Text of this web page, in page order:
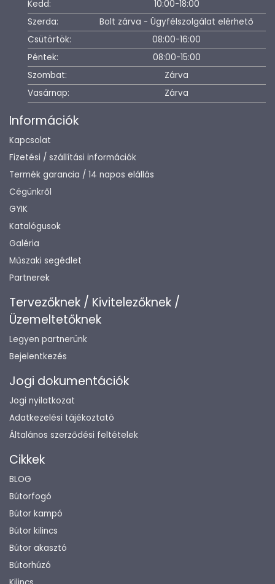
Kedd:
10:00-18:00
Szerda:
Bolt zárva - Ügyfélszolgálat elérhető
Csütörtök:
08:00-16:00
Péntek:
08:00-15:00
Szombat:
Zárva
Vasárnap:
Zárva
Információk
Kapcsolat
Fizetési / szállítási információk
Termék garancia / 14 napos elállás
Cégünkről
GYIK
Katalógusok
Galéria
Műszaki segédlet
Partnerek
Tervezőknek / Kivitelezőknek /
Üzemeltetőknek
Legyen partnerünk
Bejelentkezés
Jogi dokumentációk
Jogi nyilatkozat
Adatkezelési tájékoztató
Általános szerződési feltételek
Cikkek
BLOG
Bútorfogó
Bútor kampó
Bútor kilincs
Bútor akasztó
Bútorhúzó